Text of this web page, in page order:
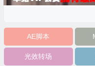
AE脚本
光效转场